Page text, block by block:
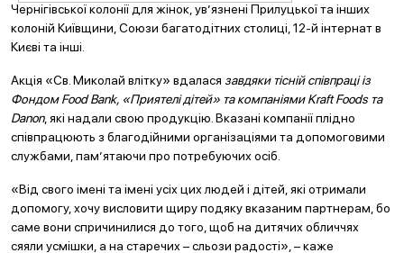
Чернігівської колонії для жінок, ув’язнені Прилуцької та інших
колоній Київщини, Союзи багатодітних столиці, 12-й інтернат в
Києві та інші.
Акція «Св. Миколай влітку» вдалася завдяки тісній співпраці із
Фондом Food Bank, «Приятелі дітей» та компаніями Kraft Foods та
Danon, які надали свою продукцію. Вказані компанії плідно
співпрацюють з благодійними організаціями та допомоговими
службами, пам’ятаючи про потребуючих осіб.
«Від свого імені та імені усіх цих людей і дітей, які отримали
допомогу, хочу висловити щиру подяку вказаним партнерам, бо
саме вони спричинилися до того, щоб на дитячих обличчях
сяяли усмішки, а на старечих – сльози радості», – каже